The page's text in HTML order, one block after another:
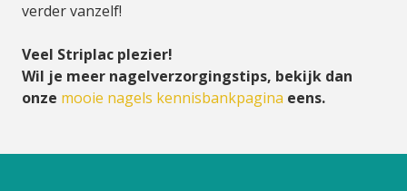
verder vanzelf!
Veel Striplac plezier!
Wil je meer nagelverzorgingstips, bekijk dan
onze mooie nagels kennisbankpagina eens.